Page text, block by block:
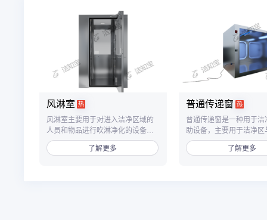
风淋室 热
风淋室主要用于对进入洁净区域的
人员和物品进行吹淋净化的设备，
单人双吹风淋室为双吹风设计，从
两个方向对人员全身进行快速吹
了解更多
普通传递窗 热
普通传递窗是一种用于洁
助设备，主要用于洁净区
之间、洁净区与非洁净
品传递，以减少洁净室的
了解更多